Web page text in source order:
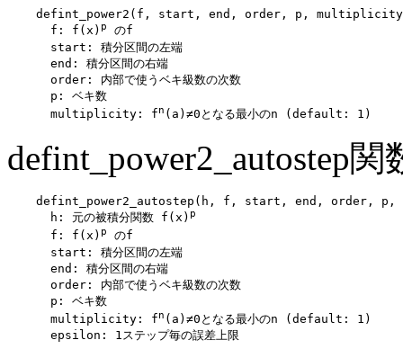
defint_power2(f, start, end, order, p,
      f: f(x)
p
のf
      start: 積分区間の左端
      end: 積分区間の右端
      order: 内部で使うベキ級数の次数
      p: ベキ数
      multiplicity: f
n
defint_power2_autostep関
defint_power2_autostep(h, f, start, end, order, p,
      h: 元の被積分関数 f(x)
p
      f: f(x)
p
のf
      start: 積分区間の左端
      end: 積分区間の右端
      order: 内部で使うベキ級数の次数
      p: ベキ数
      multiplicity: f
n (a)≠0となる最小のn (default: 1)